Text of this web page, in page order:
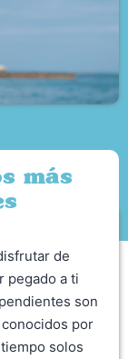
más
de
pegado a ti
son
por
solos